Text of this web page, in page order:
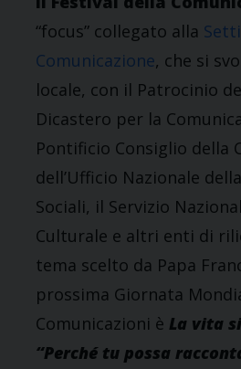
“focus” collegato alla
Comunicazione, che si
locale, con il Patrocinio
Dicastero per la
Pontificio Consiglio della
dell’Ufficio Nazionale
Sociali, il Servizio
Culturale e altri enti di
tema scelto da Papa
prossima Giornata
Comunicazioni è La vita
“Perché tu possa